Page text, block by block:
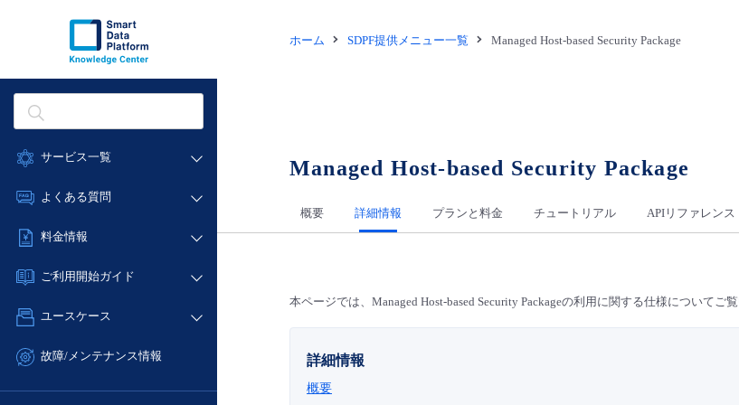
サービス一覧
データ利活用
ネットワーク
IoT
サポート
管理機能
よくある質問
データ利活用
ネットワーク
IoT
サポート
管理機能
料金情報
料金シミュレーター
クラウド/サーバー
ネットワーク
ご利用開始ガイド
■ 管理機能
ユースケース
- バックアップ
故障/メンテナンス情報
サービス稼働状況
ホーム SDPF提供メニュー一覧 Managed Host-based Security Package
Managed Host-based Security Package
概要 詳細情報 プランと料金 チュートリアル APIリファレンス
本ページでは、Managed Host-based Security Packageの利用に関する仕様についてご
詳細情報
概要